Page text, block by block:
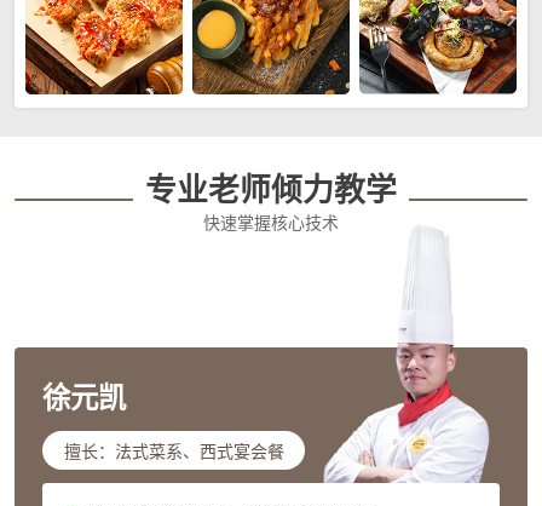
专业老师倾力教学
快速掌握核心技术
徐元凯
擅长：法式菜系、西式宴会餐